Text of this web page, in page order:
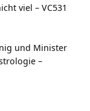
viel – VC531
und Minister
–